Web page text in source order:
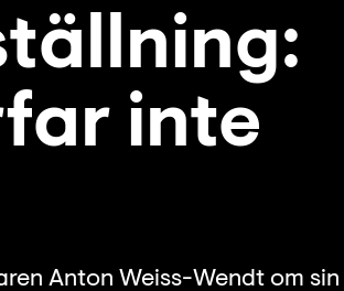
inte
Anton Weiss-Wendt om sin